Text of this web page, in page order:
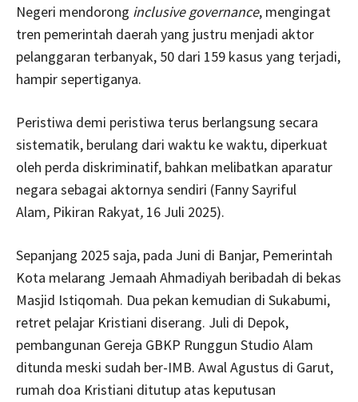
Negeri mendorong inclusive governance, mengingat
tren pemerintah daerah yang justru menjadi aktor
pelanggaran terbanyak, 50 dari 159 kasus yang terjadi,
hampir sepertiganya.
Peristiwa demi peristiwa terus berlangsung secara
sistematik, berulang dari waktu ke waktu, diperkuat
oleh perda diskriminatif, bahkan melibatkan aparatur
negara sebagai aktornya sendiri (Fanny Sayriful
Alam, Pikiran Rakyat, 16 Juli 2025).
Sepanjang 2025 saja, pada Juni di Banjar, Pemerintah
Kota melarang Jemaah Ahmadiyah beribadah di bekas
Masjid Istiqomah. Dua pekan kemudian di Sukabumi,
retret pelajar Kristiani diserang. Juli di Depok,
pembangunan Gereja GBKP Runggun Studio Alam
ditunda meski sudah ber-IMB. Awal Agustus di Garut,
rumah doa Kristiani ditutup atas keputusan